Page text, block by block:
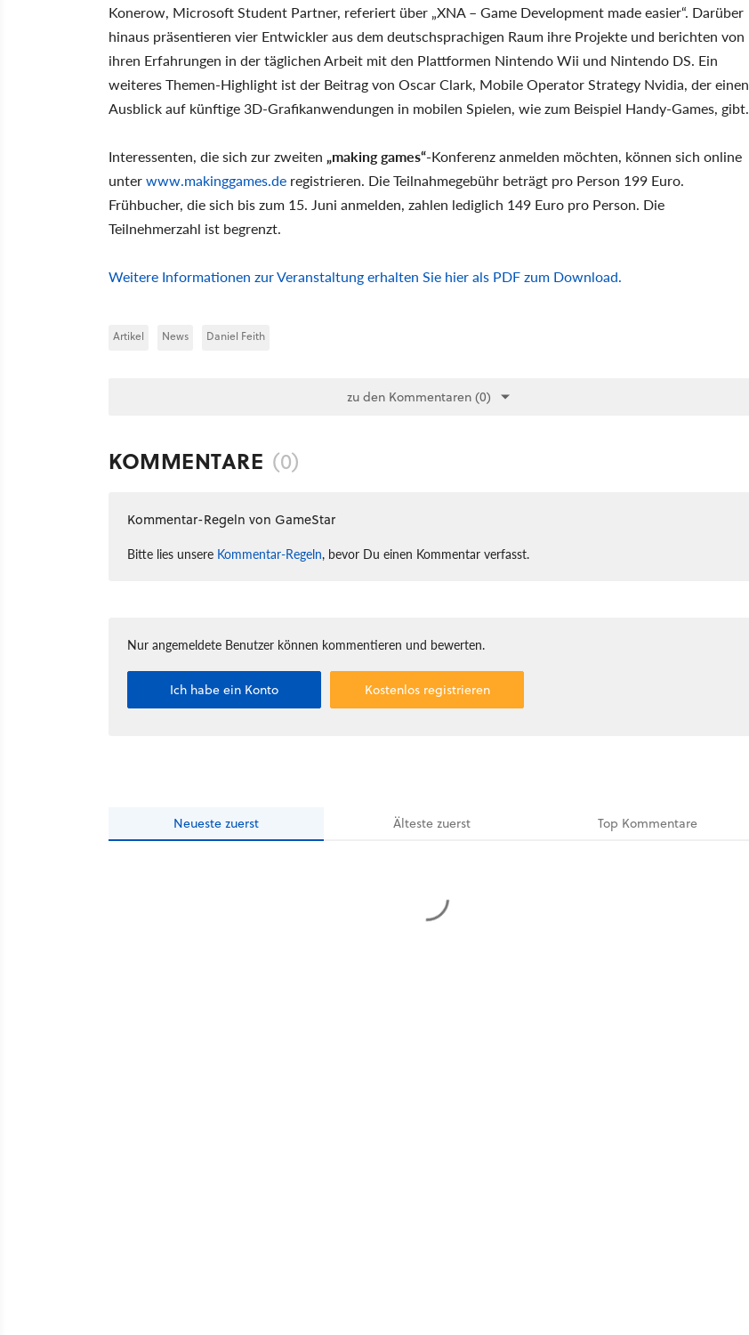
Konerow, Microsoft Student Partner, referiert über „XNA – Game Development made easier“. Darüber
hinaus präsentieren vier Entwickler aus dem deutschsprachigen Raum ihre Projekte und berichten von
ihren Erfahrungen in der täglichen Arbeit mit den Plattformen Nintendo Wii und Nintendo DS. Ein
weiteres Themen-Highlight ist der Beitrag von Oscar Clark, Mobile Operator Strategy Nvidia, der einen
Ausblick auf künftige 3D-Grafikanwendungen in mobilen Spielen, wie zum Beispiel Handy-Games, gibt.
Interessenten, die sich zur zweiten „making games“-Konferenz anmelden möchten, können sich online
unterwww.makinggames.de registrieren. Die Teilnahmegebühr beträgt pro Person 199 Euro.
Frühbucher, die sich bis zum 15. Juni anmelden, zahlen lediglich 149 Euro pro Person. Die
Teilnehmerzahl ist begrenzt.
Weitere Informationen zur Veranstaltung erhalten Sie hier als PDF zum Download.
Artikel News Daniel Feith
zu den Kommentaren (0)
KOMMENTARE (0)
Kommentar-Regeln von GameStar
Bitte lies unsere Kommentar-Regeln, bevor Du einen Kommentar verfasst.
Nur angemeldete Benutzer können kommentieren und bewerten.
Ich habe ein Konto Kostenlos registrieren
Neueste zuerst Ältestezuerst Top Kommentare